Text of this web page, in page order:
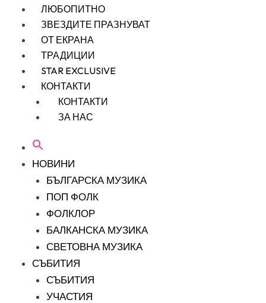
ЛЮБОПИТНО
ЗВЕЗДИТЕ ПРАЗНУВАТ
ОТ ЕКРАНА
ТРАДИЦИИ
STAR EXCLUSIVE
КОНТАКТИ
КОНТАКТИ
ЗА НАС
НОВИНИ
БЪЛГАРСКА МУЗИКА
ПОП ФОЛК
ФОЛКЛОР
БАЛКАНСКА МУЗИКА
СВЕТОВНА МУЗИКА
СЪБИТИЯ
СЪБИТИЯ
УЧАСТИЯ